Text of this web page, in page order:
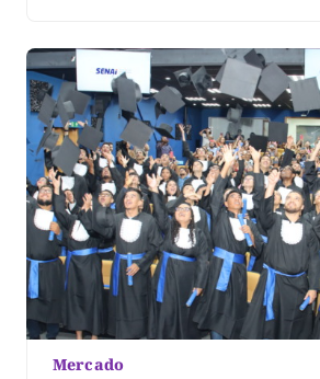
Mercado